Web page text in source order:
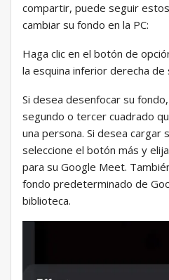
compartir, puede seguir
cambiar su fondo en la PC:
Haga clic en el botón de
la esquina inferior derecha de
Si desea desenfocar su
segundo o tercer cuadrado
una persona. Si desea cargar
seleccione el botón más y
para su Google Meet.
fondo predeterminado de
biblioteca.